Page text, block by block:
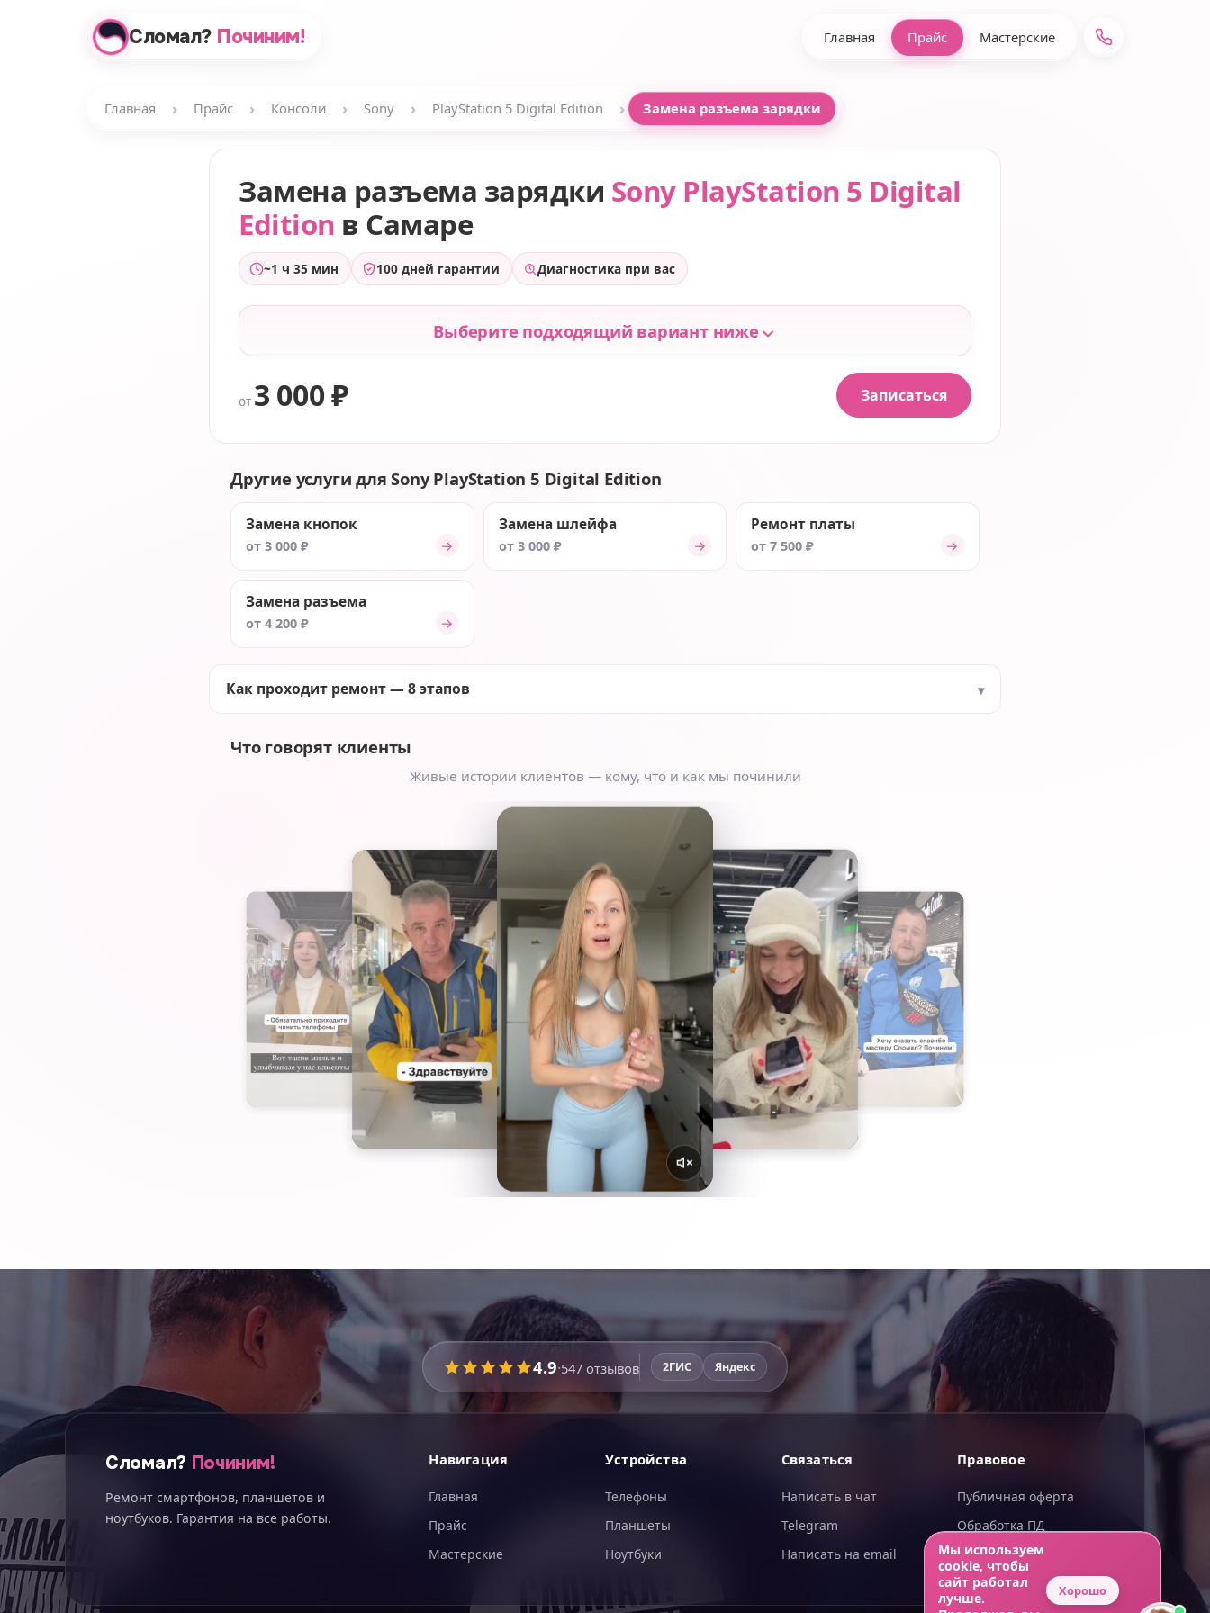
Сломал? Починим! Главная Прайс Мастерские
Главная › Прайс › Консоли › Sony › PlayStation 5 Digital Edition › Замена разъема зарядки
Замена разъема зарядки Sony PlayStation 5 Digital
Edition в Самаре
~1 ч 35 мин 100 дней гарантии Диагностика при вас
Выберите подходящий вариант ниже
от 3 000 ₽ Записаться
Другие услуги для Sony PlayStation 5 Digital Edition
Замена кнопок
от 3 000 ₽ →
Замена шлейфа
от 3 000 ₽ →
Ремонт платы
от 7 500 ₽ →
Замена разъема
от 4 200 ₽ →
Как проходит ремонт — 8 этапов
Что говорят клиенты
Живые истории клиентов — кому, что и как мы починили
4.9·547 отзывов 2ГИС Яндекс
Сломал? Починим!
Ремонт смартфонов, планшетов и
ноутбуков. Гарантия на все работы.
Навигация
Главная
Прайс
Мастерские
Устройства
Телефоны
Планшеты
Ноутбуки
Связаться
Написать в чат
Telegram
Написать на email
Правовое
Публичная оферта
Обработка ПД
Конфиденциальность
Мы используем
cookie, чтобы
сайт работал
лучше.
Хорошо